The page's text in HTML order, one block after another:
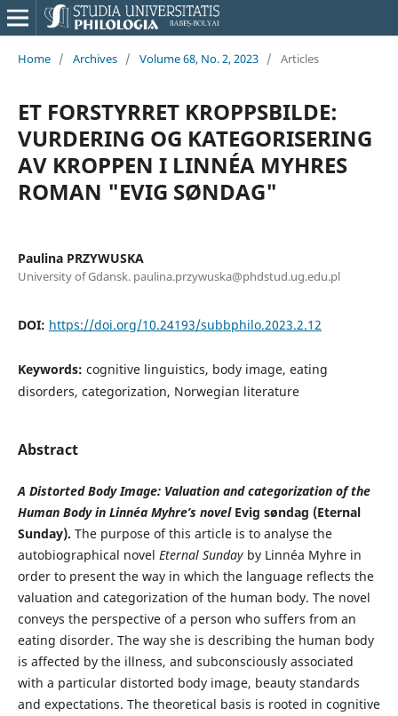
Home / Archives / Volume 68, No. 2, 2023 / Articles
ET FORSTYRRET KROPPSBILDE:
VURDERING OG KATEGORISERING
AV KROPPEN I LINNÉA MYHRES
ROMAN "EVIG SØNDAG"
Paulina PRZYWUSKA
University of Gdansk. paulina.przywuska@phdstud.ug.edu.pl
DOI: https://doi.org/10.24193/subbphilo.2023.2.12
Keywords: cognitive linguistics, body image, eating
disorders, categorization, Norwegian literature
Abstract
A Distorted Body Image: Valuation and categorization of the
HumanBody in Linnéa Myhre’s novel Evig søndag (Eternal
Sunday). The purpose of this article is to analyse the
autobiographical novel Eternal Sunday by Linnéa Myhre in
order to present the way in which the language reflects the
valuation and categorization of the human body. The novel
conveys the perspective of a person who suffers from an
eating disorder. The way she is describing the human body
is affected by the illness, and subconsciously associated
with a particular distorted body image, beauty standards
and expectations. The theoretical basis is rooted in cognitive